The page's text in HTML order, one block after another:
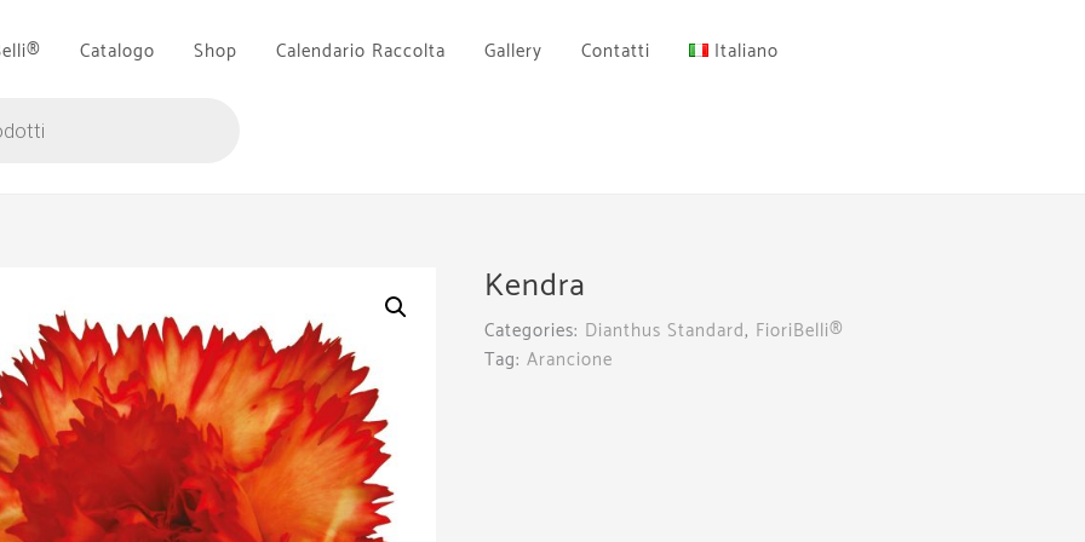
Catalogo Shop Calendario Raccolta Gallery Contatti Italiano
Kendra
Categories: Dianthus Standard, FioriBelli®
Tag: Arancione